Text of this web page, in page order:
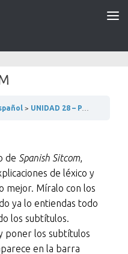
UNIDAD 28 – PASEANDO POR MADRID
de Spanish Sitcom,
de léxico y
mejor. Míralo con los
ya lo entiendas todo
los subtítulos.
poner los subtítulos
en la barra